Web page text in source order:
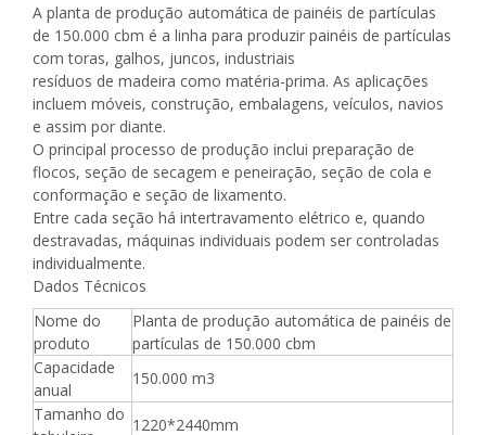
A planta de produção automática de painéis de partículas
de 150.000 cbm é a linha para produzir painéis de partículas
com toras, galhos, juncos, industriais
resíduos de madeira como matéria-prima. As aplicações
incluem móveis, construção, embalagens, veículos, navios
e assim por diante.
O principal processo de produção inclui preparação de
flocos, seção de secagem e peneiração, seção de cola e
conformação e seção de lixamento.
Entre cada seção há intertravamento elétrico e, quando
destravadas, máquinas individuais podem ser controladas
individualmente.
Dados Técnicos
Nome do
produto
Planta de produção automática de painéis de
partículas de 150.000 cbm
Capacidade
anual
150.000 m3
Tamanho do
1220*2440mm